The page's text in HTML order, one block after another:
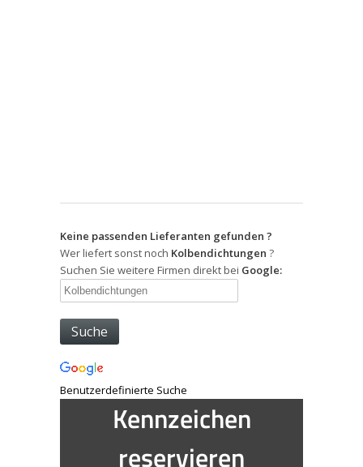
Keine passenden Lieferanten gefunden ?
Wer liefert sonst noch Kolbendichtungen ?
Suchen Sie weitere Firmen direkt bei Google:
Benutzerdefinierte Suche